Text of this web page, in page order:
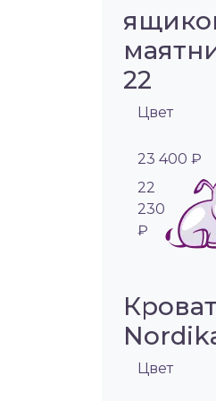
22
Цвет
23 400 ₽
22
230
₽
Цвет